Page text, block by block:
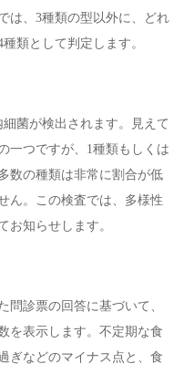
は、3種類の型以外に、どれ
類として判定します。
菌が検出されます。見えて
一つですが、1種類もしくは
数の種類は非常に割合が低
ん。この検査では、多様性
お知らせします。
問診票の回答に基づいて、
を表示します。不定期な食
ぎなどのマイナス点と、食